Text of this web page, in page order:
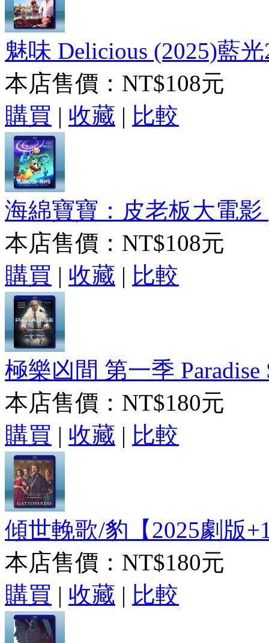
魅味 Delicious (2025)藍
本店售價： NT$108元
購買 | 收藏 | 比較
海綿寶寶：皮老板大電影
本店售價： NT$108元
購買 | 收藏 | 比較
極樂凶間 第一季 Paradise
本店售價： NT$180元
購買 | 收藏 | 比較
傾世輓歌/豹【2025劇版
本店售價： NT$180元
購買 | 收藏 | 比較